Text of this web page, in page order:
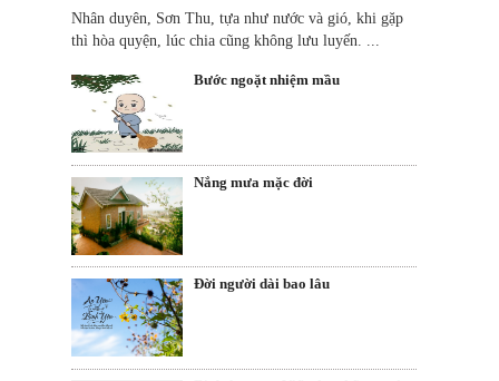
Nhân duyên, Sơn Thu, tựa như nước và gió, khi gặp
thì hòa quyện, lúc chia cũng không lưu luyến. ...
Bước ngoặt nhiệm mầu
Nắng mưa mặc đời
Đời người dài bao lâu